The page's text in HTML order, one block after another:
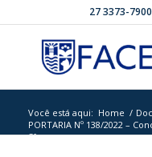
27 3373-
Você está aqui: Home /
PORTARIA Nº 138/2022 –
Sf...